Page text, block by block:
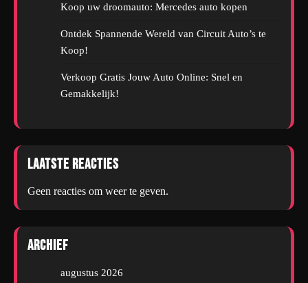
Koop uw droomauto: Mercedes auto kopen
Ontdek Spannende Wereld van Circuit Auto’s te
Koop!
Verkoop Gratis Jouw Auto Online: Snel en
Gemakkelijk!
Laatste reacties
Geen reacties om weer te geven.
Archief
augustus 2026